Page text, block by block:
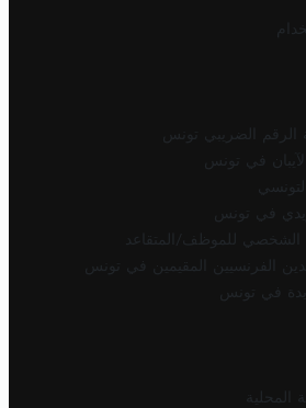
الضريبي تونس
في تونس
في تونس
للموظف/المتقاعد
الفرنسيين المقيمين في تونس
في تونس
المحلية